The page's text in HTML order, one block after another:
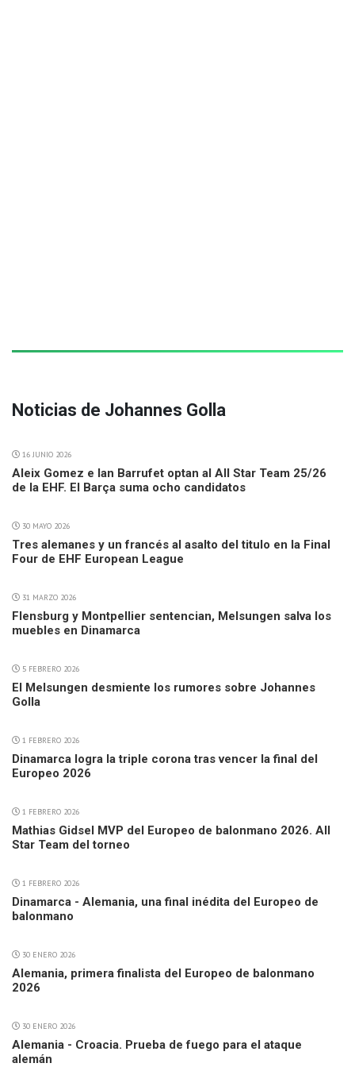
Noticias de Johannes Golla
16 JUNIO 2026
Aleix Gomez e Ian Barrufet optan al All Star Team 25/26
de la EHF. El Barça suma ocho candidatos
30 MAYO 2026
Tres alemanes y un francés al asalto del titulo en la Final
Four de EHF European League
31 MARZO 2026
Flensburg y Montpellier sentencian, Melsungen salva los
muebles en Dinamarca
5 FEBRERO 2026
El Melsungen desmiente los rumores sobre Johannes
Golla
1 FEBRERO 2026
Dinamarca logra la triple corona tras vencer la final del
Europeo 2026
1 FEBRERO 2026
Mathias Gidsel MVP del Europeo de balonmano 2026. All
Star Team del torneo
1 FEBRERO 2026
Dinamarca - Alemania, una final inédita del Europeo de
balonmano
30 ENERO 2026
Alemania, primera finalista del Europeo de balonmano
2026
30 ENERO 2026
Alemania - Croacia. Prueba de fuego para el ataque
alemán